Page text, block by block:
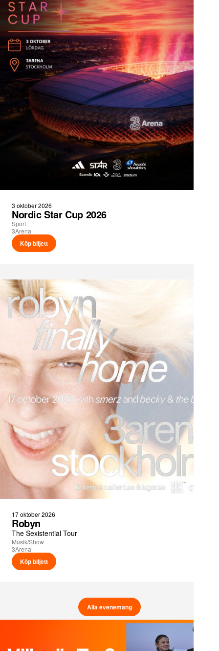
3 oktober 2026
Nordic Star Cup 2026
Sport
3Arena
Köp biljett
17 oktober 2026
Robyn
The Sexistential Tour
Musik/Show
3Arena
Köp biljett
Alla evenemang